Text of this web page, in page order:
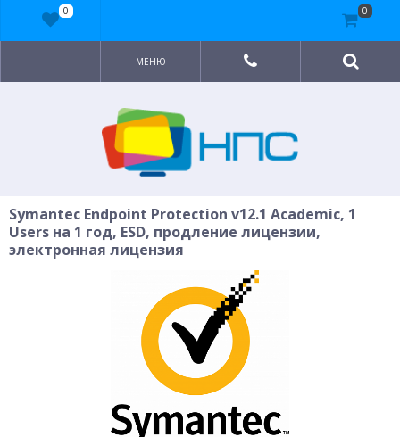
МЕНЮ
Symantec Endpoint Protection v12.1 Academic, 1
Users на 1 год, ESD, продление лицензии,
электронная лицензия
0 0